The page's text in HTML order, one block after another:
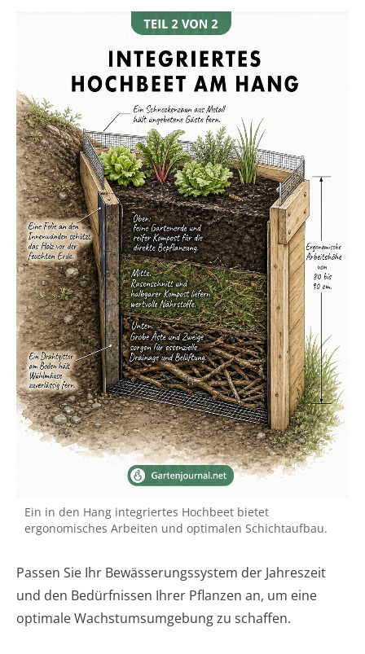
Ein in den Hang integriertes Hochbeet bietet
ergonomisches Arbeiten und optimalen Schichtaufbau.
Passen Sie Ihr Bewässerungssystem der Jahreszeit
und den Bedürfnissen Ihrer Pflanzen an, um eine
optimale Wachstumsumgebung zu schaffen.